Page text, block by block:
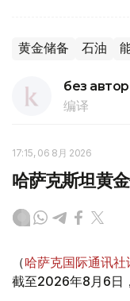
黄金储备 石油
без
编译
17:15, 06 8月 2026
哈萨克斯坦黄
（哈萨克国际通讯社
截至2026年8月6日